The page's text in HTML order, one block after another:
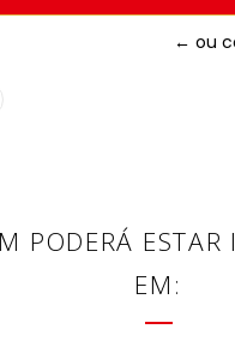
← ou
PODERÁ ESTAR
EM: